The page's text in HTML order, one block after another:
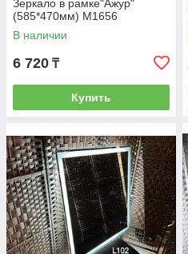
Зеркало в рамке"Ажур"
(585*470мм) М1656
В наличии
6 720 ₸
Купить